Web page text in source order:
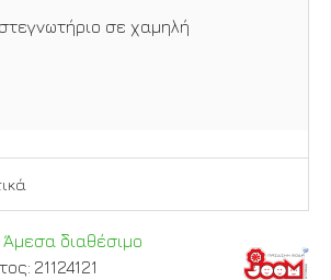
σε χαμηλή
Άμεσα διαθέσιμο
21124121